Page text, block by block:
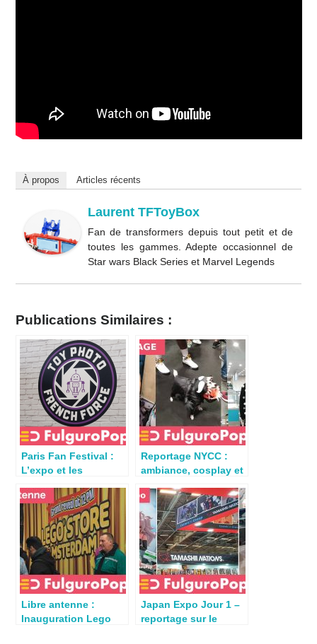
À propos Articles récents
Laurent TFToyBox
Fan de transformers depuis tout petit et de
toutes les gammes. Adepte occasionnel de
Star wars Black Series et Marvel Legends
Publications Similaires :
Paris Fan Festival :
L’expo et les
French Force
Reportage NYCC :
ambiance, cosplay et
Libre antenne :
Inauguration Lego
Japan Expo Jour 1 –
reportage sur le